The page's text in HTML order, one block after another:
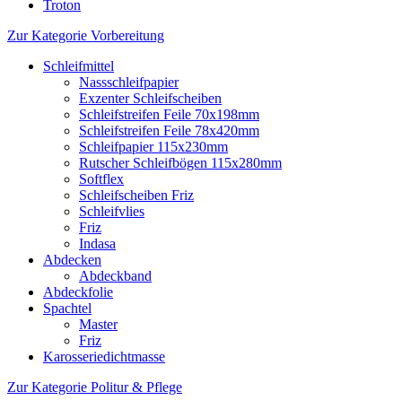
Troton
Zur Kategorie Vorbereitung
Schleifmittel
Nassschleifpapier
Exzenter Schleifscheiben
Schleifstreifen Feile 70x198mm
Schleifstreifen Feile 78x420mm
Schleifpapier 115x230mm
Rutscher Schleifbögen 115x280mm
Softflex
Schleifscheiben Friz
Schleifvlies
Friz
Indasa
Abdecken
Abdeckband
Abdeckfolie
Spachtel
Master
Friz
Karosseriedichtmasse
Zur Kategorie Politur & Pflege